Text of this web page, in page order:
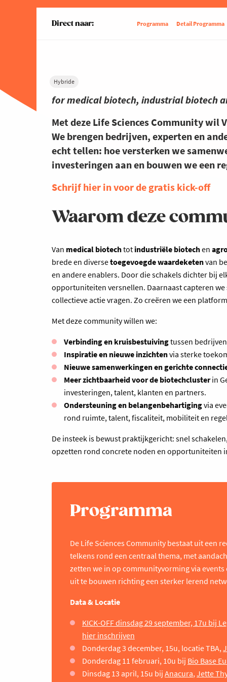
Direct naar: Programma Detail Programma
Hybride
for medical biotech, industrial biotech
Met deze Life Sciences Community wil
We brengen bedrijven, experten en
echt tellen: hoe versterken we
investeringen aan en bouwen we een
Schrijf hier in voor de gratis kick-off
Waarom deze
Van medical biotechtot industriële biotechen
brede en diversetoegevoegde waardeketenvan
en andere enablers. Door die schakels dichter bij
opportuniteiten versnellen. Daarnaast capteren
collectieve actie vragen. Zo creëren we een
Met deze community willen we:
Verbinding en kruisbestuivingtussen
Inspiratie en nieuwe inzichtenvia sterke
Nieuwe samenwerkingen en gerichte
Meer zichtbaarheid voor de biotechclusterin
investeringen, talent, klanten en partners.
Ondersteuning en belangenbehartigingvia
rond ruimte, talent, fiscaliteit, mobiliteit en
De insteek is bewust praktijkgericht: snel
opzetten rond concrete noden en opportuniteiten
Programma
De Life Sciences Community bestaat uit een
telkens rond een centraal thema, met
zetten we in op communityvorming via
uit te bouwen richting een sterker lerend
Data & Locatie
KICK-OFF dinsdag 29 september, 17u bij
hier inschrijven
Donderdag 3 december, 15u, locatie TBA,
Donderdag 11 februari, 10u bij Bio Base
Dinsdag 13 april, 15u bij Anacura, Jette